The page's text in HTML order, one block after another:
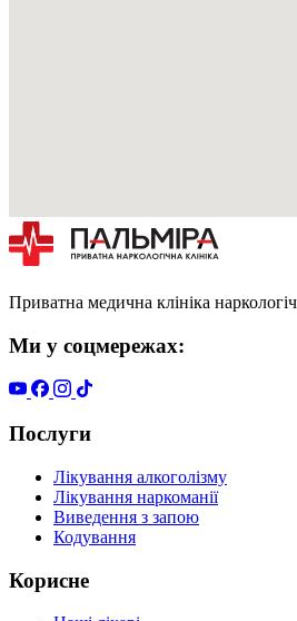
Приватна медична клініка
Ми у соцмережах:
Послуги
Лікування алкоголізму
Лікування наркоманії
Виведення з запою
Кодування
Корисне